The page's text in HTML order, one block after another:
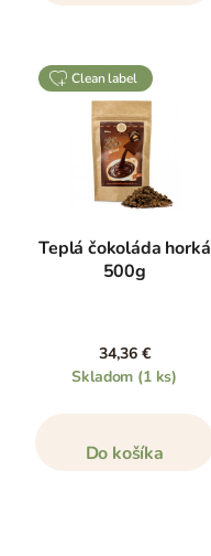
clean label
Teplá čokoláda horká
500g
34,36 €
Skladom (1 ks)
Do košíka